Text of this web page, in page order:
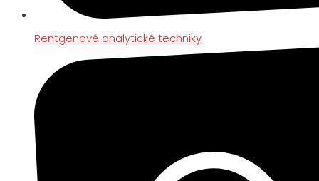
Rentgenové analytické techniky